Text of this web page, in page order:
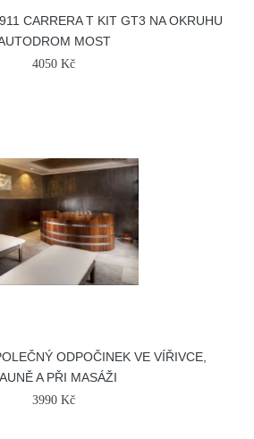
CARRERA T KIT GT3 NA OKRUHU
MOST
4050 Kč
ODPOČINEK VE VÍŘIVCE,
A PŘI MASÁŽI
3990 Kč